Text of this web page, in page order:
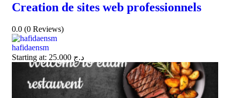
Creation de sites web professionnels
0.0 (0 Reviews)
hafidaensm
Starting at:
د.ج 25.000